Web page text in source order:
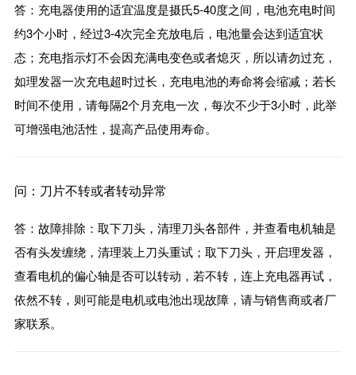
答：充电器使用的适宜温度是摄氏5-40度之间，电池充电时间
约3个小时，经过3-4次完全充放电后，电池量会达到适宜状
态；充电指示灯不会因充满电变色或者熄灭，所以请勿过充，
如理发器一次充电超时过长，充电电池的寿命将会缩减；若长
时间不使用，请每隔2个月充电一次，每次不少于3小时，此举
可增强电池活性，提高产品使用寿命。
问：刀片不转或者转动异常
答：故障排除：取下刀头，清理刀头各部件，并查看电机轴是
否有头发缠绕，清理装上刀头重试；取下刀头，开启理发器，
查看电机的偏心轴是否可以转动，若不转，连上充电器再试，
依然不转，则可能是电机或电池出现故障，请与销售商或者厂
家联系。